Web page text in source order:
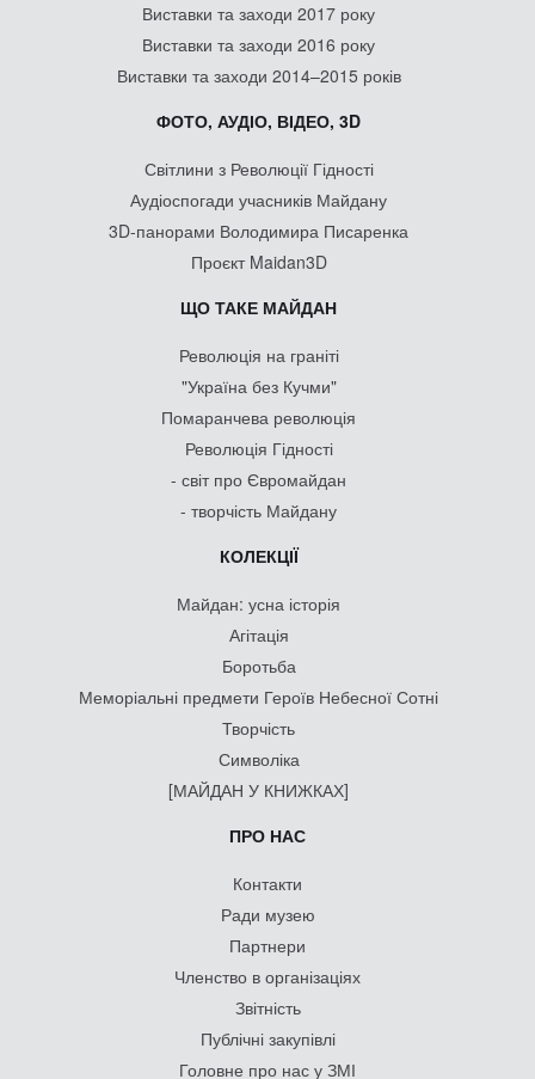
Виставки та заходи 2017 року
Виставки та заходи 2016 року
Виставки та заходи 2014–2015 років
ФОТО, АУДІО, ВІДЕО, 3D
Світлини з Революції Гідності
Аудіоспогади учасників Майдану
3D-панорами Володимира Писаренка
Проєкт Maidan3D
ЩО ТАКЕ МАЙДАН
Революція на граніті
"Україна без Кучми"
Помаранчева революція
Революція Гідності
- світ про Євромайдан
- творчість Майдану
КОЛЕКЦІЇ
Майдан: усна історія
Агітація
Боротьба
Меморіальні предмети Героїв Небесної Сотні
Творчість
Символіка
[МАЙДАН У КНИЖКАХ]
ПРО НАС
Контакти
Ради музею
Партнери
Членство в організаціях
Звітність
Публічні закупівлі
Головне про нас у ЗМІ